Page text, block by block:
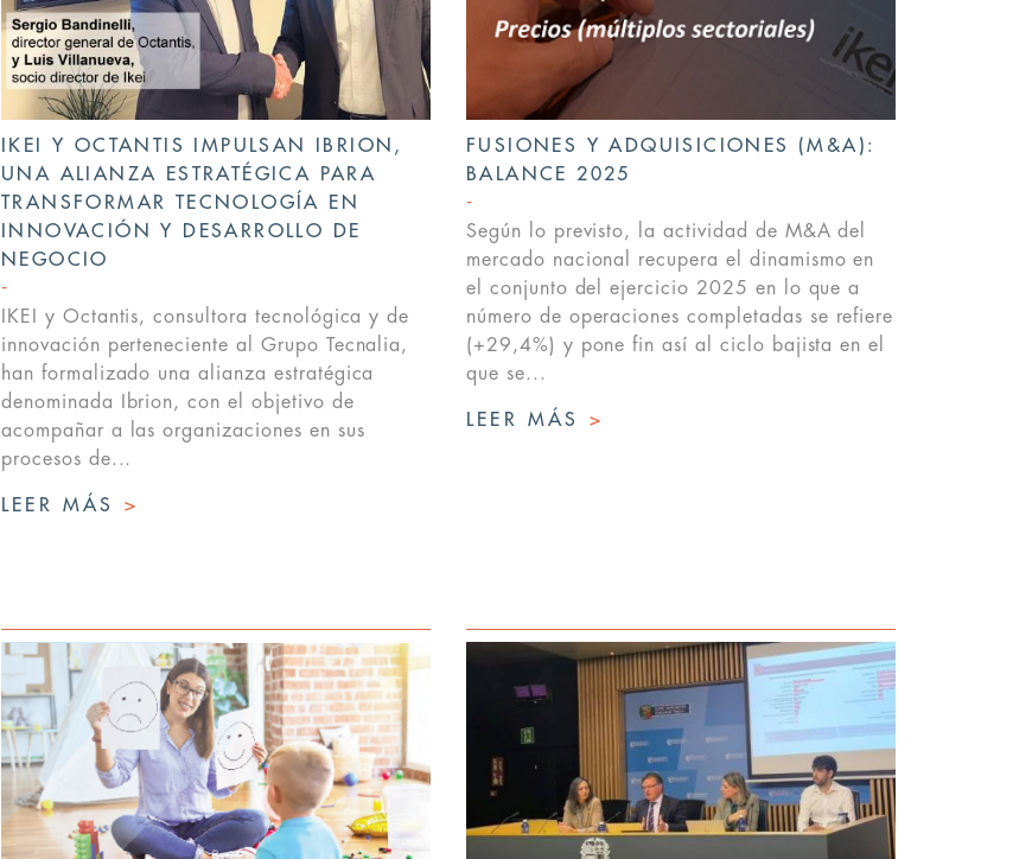
IKEI Y OCTANTIS IMPULSAN IBRION,
UNA ALIANZA ESTRATÉGICA PARA
TRANSFORMAR TECNOLOGÍA EN
INNOVACIÓN Y DESARROLLO DE
NEGOCIO
IKEI y Octantis, consultora tecnológica y de
innovación perteneciente al Grupo Tecnalia,
han formalizado una alianza estratégica
denominada Ibrion, con el objetivo de
acompañar a las organizaciones en sus
procesos de...
LEER MÁS >
FUSIONES Y ADQUISICIONES (M&A):
BALANCE 2025
Según lo previsto, la actividad de M&A del
mercado nacional recupera el dinamismo en
el conjunto del ejercicio 2025 en lo que a
número de operaciones completadas se refiere
(+29,4%) y pone fin así al ciclo bajista en el
que se...
LEER MÁS >